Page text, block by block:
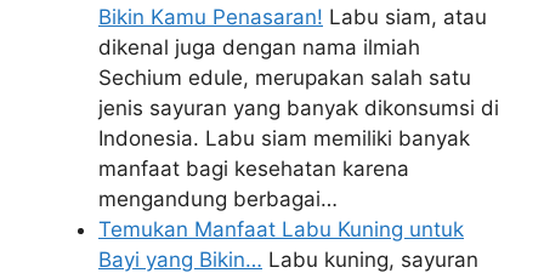
Bikin Kamu Penasaran! Labu siam, atau
dikenal juga dengan nama ilmiah
Sechium edule, merupakan salah satu
jenis sayuran yang banyak dikonsumsi di
Indonesia. Labu siam memiliki banyak
manfaat bagi kesehatan karena
mengandung berbagai…
Temukan Manfaat Labu Kuning untuk
Bayi yang Bikin… Labu kuning, sayuran